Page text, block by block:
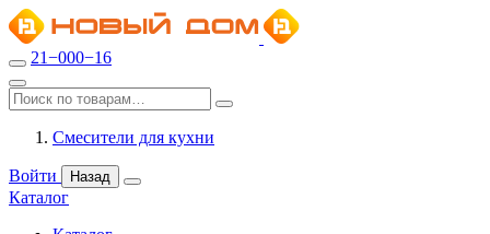
21−000−16
Смесители для кухни
Войти Назад
Каталог